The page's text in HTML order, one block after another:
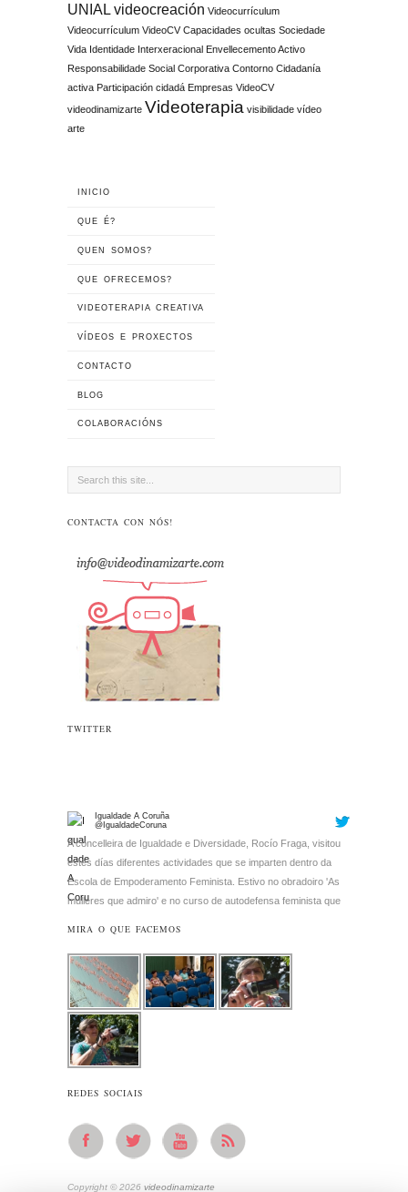
UNIAL videocreación Videocurrículum
Videocurrículum VideoCV Capacidades ocultas Sociedade
Vida Identidade Interxeracional Envellecemento Activo
Responsabilidade Social Corporativa Contorno Cidadanía
activa Participación cidadá Empresas VideoCV
videodinamizarte Videoterapia visibilidade vídeo
arte
INICIO
QUE É?
QUEN SOMOS?
QUE OFRECEMOS?
VIDEOTERAPIA CREATIVA
VÍDEOS E PROXECTOS
CONTACTO
BLOG
COLABORACIÓNS
CONTACTA CON NÓS!
TWITTER
Videodinamizarte
@Videodinamizart
Atención! en Madrid no 2019 a #videoterapia
twitter.com/espaciointerno…
13:25 · December 11, 2018
estes días diferentes actividades que se imparten dentro da
Escola de Empoderamento Feminista. Estivo no obradoiro 'As
mulleres que admiro' e no curso de autodefensa feminista que
se realiza no CIM.pic.twitter.com/Yv7BUmZsub
10:53 · November 22, 2018·Retweeted by Videodinamizarte
MIRA O QUE FACEMOS
REDES SOCIAIS
Copyright © 2026 videodinamizarte